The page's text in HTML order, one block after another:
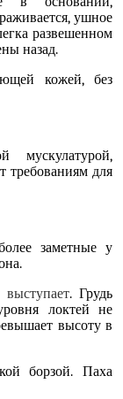
ушное
развешенном
назад.
кожей, без
требованиям для
заметные у
. Грудь
локтей не
высоту в
борзой. Паха